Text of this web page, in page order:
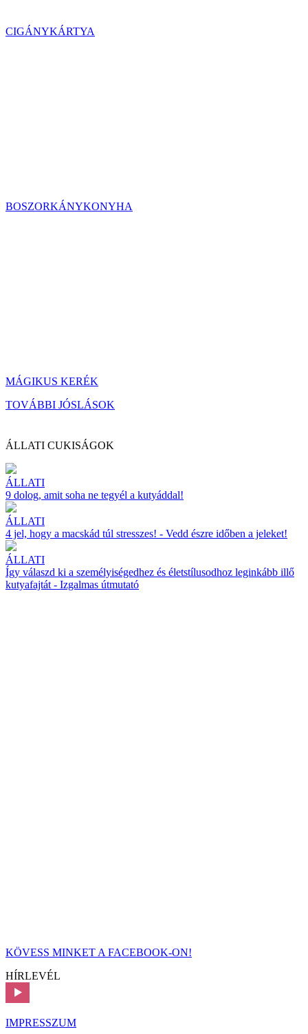
CIGÁNYKÁRTYA
BOSZORKÁNYKONYHA
MÁGIKUS KERÉK
TOVÁBBI JÓSLÁSOK
ÁLLATI CUKISÁGOK
ÁLLATI
9 dolog, amit soha ne tegyél a kutyáddal!
ÁLLATI
4 jel, hogy a macskád túl stresszes! - Vedd észre időben a jeleket!
ÁLLATI
Így válaszd ki a személyiségedhez és életstílusodhoz leginkább illő
kutyafajtát - Izgalmas útmutató
KÖVESS MINKET A FACEBOOK-ON!
HÍRLEVÉL
IMPRESSZUM